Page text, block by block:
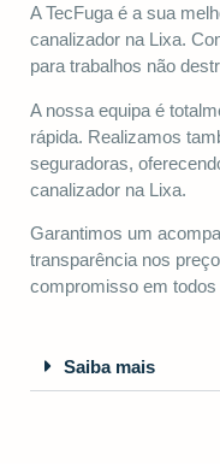
A TecFuga é a sua
canalizador na Lixa.
para trabalhos não
A nossa equipa é
rápida. Realizamos
seguradoras,
canalizador na Lixa.
Garantimos um
transparência nos
compromisso em
Saiba mais